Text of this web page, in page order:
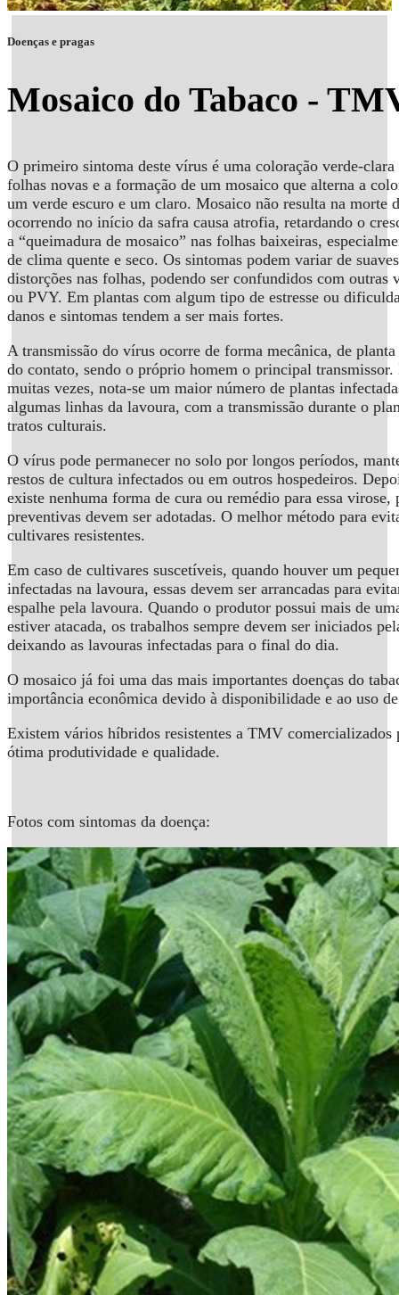
Doenças e pragas
Mosaico do Tabaco -
O primeiro sintoma deste vírus é uma coloração verde-clara
folhas novas e a formação de um mosaico que alterna a
um verde escuro e um claro. Mosaico não resulta na morte
ocorrendo no início da safra causa atrofia, retardando o
a “queimadura de mosaico” nas folhas baixeiras,
de clima quente e seco. Os sintomas podem variar de
distorções nas folhas, podendo ser confundidos com
ou PVY. Em plantas com algum tipo de estresse ou
danos e sintomas tendem a ser mais fortes.
A transmissão do vírus ocorre de forma mecânica, de
do contato, sendo o próprio homem o principal transmissor.
muitas vezes, nota-se um maior número de plantas
algumas linhas da lavoura, com a transmissão durante o
tratos culturais.
O vírus pode permanecer no solo por longos períodos,
restos de cultura infectados ou em outros hospedeiros.
existe nenhuma forma de cura ou remédio para essa virose,
preventivas devem ser adotadas. O melhor método para
cultivares resistentes.
Em caso de cultivares suscetíveis, quando houver um
infectadas na lavoura, essas devem ser arrancadas para
espalhe pela lavoura. Quando o produtor possui mais de
estiver atacada, os trabalhos sempre devem ser iniciados
deixando as lavouras infectadas para o final do dia.
O mosaico já foi uma das mais importantes doenças do
importância econômica devido à disponibilidade e ao uso
Existem vários híbridos resistentes a TMV comercializados
ótima produtividade e qualidade.
Fotos com sintomas da doença: